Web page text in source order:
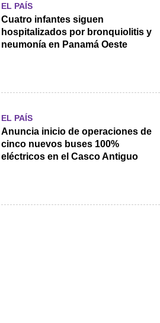
EL PAÍS
Cuatro infantes siguen
hospitalizados por bronquiolitis y
neumonía en Panamá Oeste
EL PAÍS
Anuncia inicio de operaciones de
cinco nuevos buses 100%
eléctricos en el Casco Antiguo